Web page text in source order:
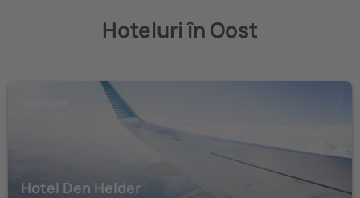
Hoteluri în Oost
Hotel Den Helder